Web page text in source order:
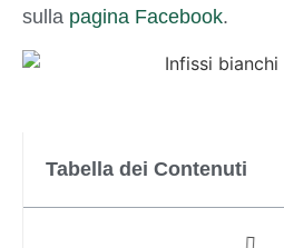
sulla pagina Facebook.
Tabella dei Contenuti